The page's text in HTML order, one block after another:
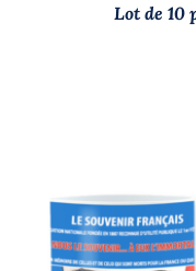
Lot de 10